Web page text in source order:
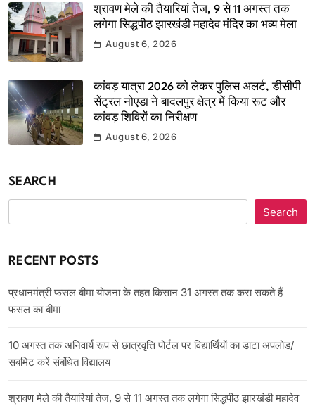
श्रावण मेले की तैयारियां तेज, 9 से 11 अगस्त तक
लगेगा सिद्धपीठ झारखंडी महादेव मंदिर का भव्य मेला
August 6, 2026
कांवड़ यात्रा 2026 को लेकर पुलिस अलर्ट, डीसीपी
सेंट्रल नोएडा ने बादलपुर क्षेत्र में किया रूट और
कांवड़ शिविरों का निरीक्षण
August 6, 2026
SEARCH
Search
RECENT POSTS
प्रधानमंत्री फसल बीमा योजना के तहत किसान 31 अगस्त तक करा सकते हैं
फसल का बीमा
10 अगस्त तक अनिवार्य रूप से छात्रवृत्ति पोर्टल पर विद्यार्थियों का डाटा अपलोड/
सबमिट करें संबंधित विद्यालय
श्रावण मेले की तैयारियां तेज, 9 से 11 अगस्त तक लगेगा सिद्धपीठ झारखंडी महादेव